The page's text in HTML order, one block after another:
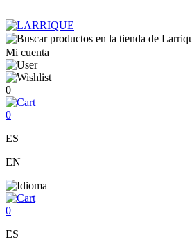
Mi cuenta
0
0
ES
EN
0
ES